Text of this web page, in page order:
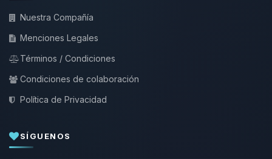
Nuestra Compañía
Menciones Legales
Términos / Condiciones
Condiciones de colaboración
Política de Privacidad
SÍGUENOS